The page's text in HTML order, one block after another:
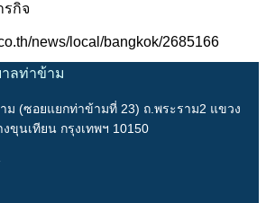
กิจ
news/local/bangkok/2685166
ลท่าข้าม
ม (ซอยแยกท่าข้ามที่ 23) ถ.พระราม2 แขวง
ขุนเทียน กรุงเทพฯ 10150